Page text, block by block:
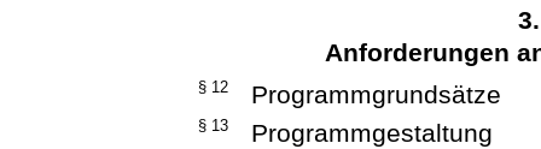
Anforderungen
§ 12 Programmgrundsätze
§ 13 Programmgestaltung